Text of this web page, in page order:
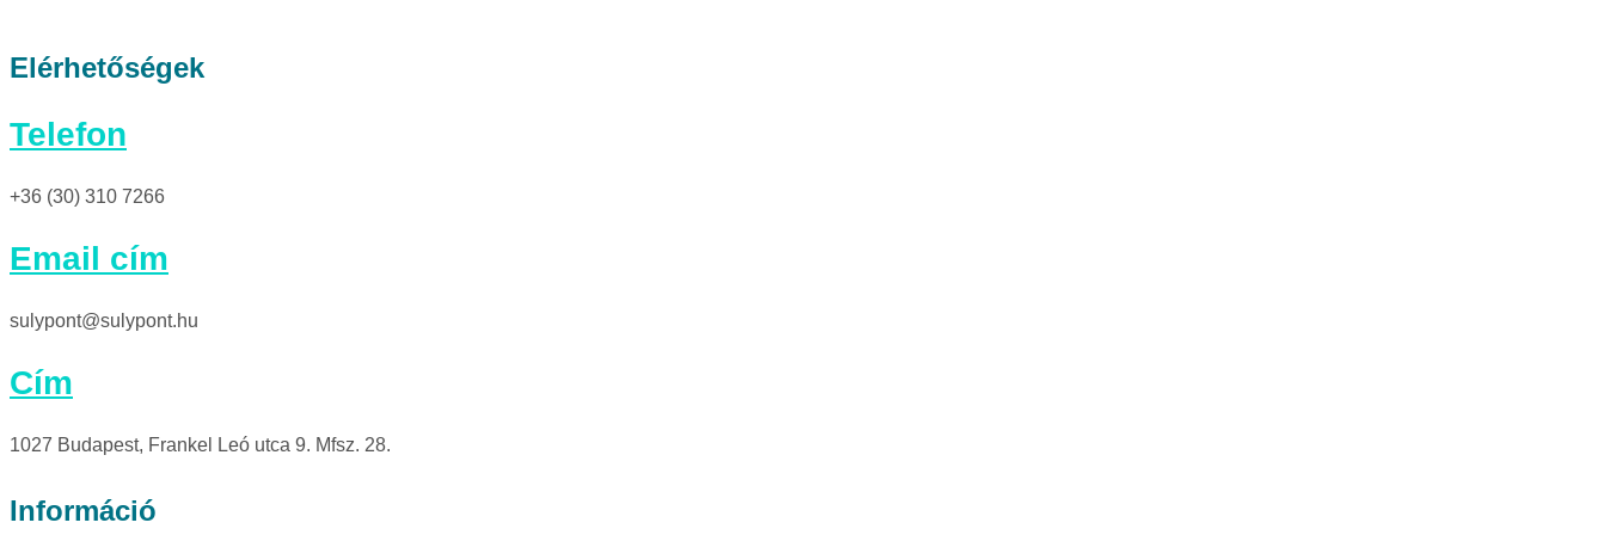
Elérhetőségek
Telefon
+36 (30) 310 7266
Email cím
sulypont@sulypont.hu
Cím
1027 Budapest, Frankel Leó utca 9. Mfsz. 28.
Információ